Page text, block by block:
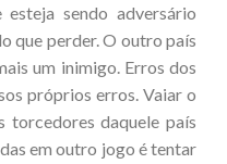
sendo adversário
que perder. O outro país
um inimigo. Erros dos
próprios erros. Vaiar o
torcedores daquele país
em outro jogo é tentar